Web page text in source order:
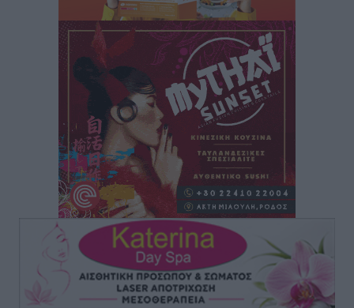
Αθλητικά• πριν 5 ώρες
Άρης Αρχαγγέλου: Στο πλευρό του άτυχου Ιάκωβου
πριν 5 ώρες
Φοίβος: Η μεγάλη επιστροφή του Μπρένο Σαλβατιέρα
Αθλητικά• πριν 5 ώρες
Κλεάνθης: Έτοιμες οι κάρτες διαρκείας της νέας
σεζόν
Αθλητικά πριν 5 ώρες
Ατρόμητος Διμυλιάς: Ο Μαργαρίτης και μία